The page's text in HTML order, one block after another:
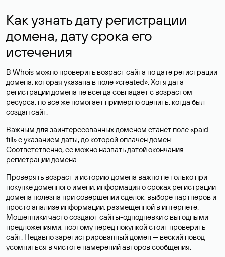
Как узнать дату регистрации
домена, дату срока его
истечения
В Whois можно проверить возраст сайта по дате регистрации
домена, которая указана в поле «created». Хотя дата
регистрации домена не всегда совпадает с возрастом
ресурса, но все же помогает примерно оценить, когда был
создан сайт.
Важным для заинтересованных доменом станет поле «paid-
till» с указанием даты, до которой оплачен домен.
Соответственно, ее можно назвать датой окончания
регистрации домена.
Проверять возраст и историю домена важно не только при
покупке доменного имени, информация о сроках регистрации
домена полезна при совершении сделок, выборе партнеров и
просто анализе информации, размещенной в интернете.
Мошенники часто создают сайты-однодневки с выгодными
предложениями, поэтому перед покупкой стоит проверить
сайт. Недавно зарегистрированный домен — веский повод
усомниться в чистоте намерений авторов сообщения.